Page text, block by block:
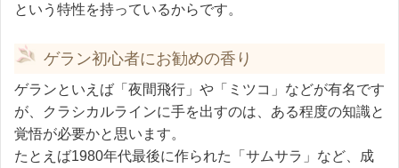
という特性を持っているからです。
ゲラン初心者にお勧めの香り
ゲランといえば「夜間飛行」や「ミツコ」などが有名です
が、クラシカルラインに手を出すのは、ある程度の知識と
覚悟が必要かと思います。
たとえば1980年代最後に作られた「サムサラ」など、成